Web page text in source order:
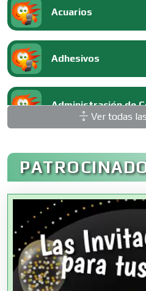
Acuarios
Adhesivos
Administración de
Administración de
Agencias Aduanales
Agencias de Autos
Ver todas